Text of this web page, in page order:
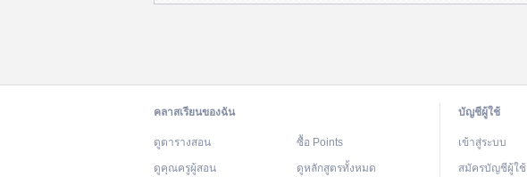
คลาสเรียนของฉัน
ดูตารางสอน ซื้อ Points
ดูคุณครูผู้สอน ดูหลักสูตรทั้งหมด
บัญชีผู้ใช้
เข้าสู่ระบบ
สมัครบัญชีผู้ใช้